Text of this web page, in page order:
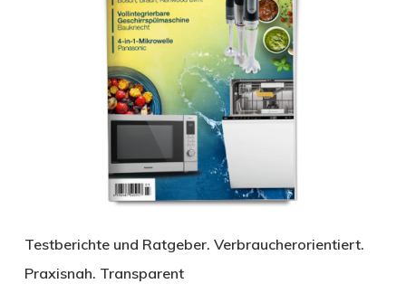
Testberichte und Ratgeber. Verbraucherorientiert.
Praxisnah. Transparent